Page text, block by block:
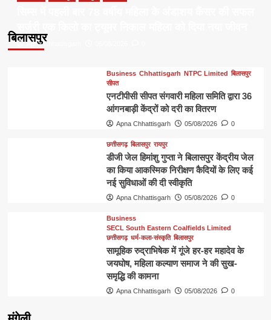
बिलासपुरApna Chhattisgarh
Business Chhattisgarh NTPC Limited बिलासपुर
सीपत
एनटीपीसी सीपत संगवारी महिला समिति द्वारा 36
आंगनबाड़ी केंद्रों को दरी का वितरण
Apna Chhattisgarh 05/08/2026 0
छत्तीसगढ़ बिलासपुर रायपुर
डीजी जेल हिमांशु गुप्ता ने बिलासपुर केंद्रीय जेल
का किया आकस्मिक निरीक्षण कैदियों के लिए कई
नई सुविधाओं की दी स्वीकृति
Apna Chhattisgarh 05/08/2026 0
Business
SECL South Eastern Coalfields Limited
छत्तीसगढ़ धर्म-कला-संस्कृति बिलासपुर
सामूहिक रुद्राभिषेक में गूंजे हर-हर महादेव के
जयघोष, महिला कल्याण समाज ने की सुख-
समृद्धि की कामना
Apna Chhattisgarh 05/08/2026 0